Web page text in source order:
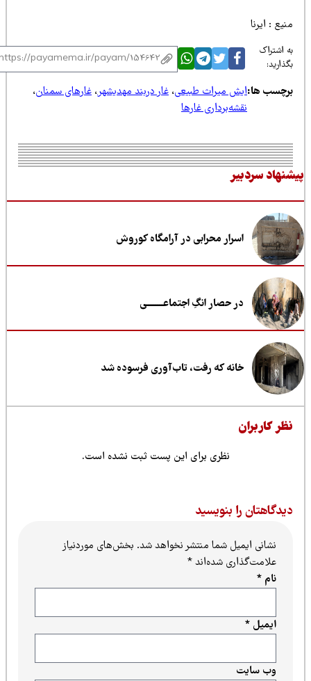
: ایرنا
اشتراک
ها:ایش میراث طبیعی،غار دربند مهدیشهر،غارهای سمنان،
نقشه‌برداری غارها
سردبیر
اسرار محرابی در آرامگاه کوروش
در حصار انگِ اجتماعــــــــی
خانه که رفت، تاب‌آوری فرسوده شد
کاربران
نظری برای این پست ثبت نشده است.
را بنویسید
نشانی ایمیل شما منتشر نخواهد شد.بخش‌های موردنیاز
علامت‌گذاری شده‌اند*
ایمیل*
وب‌ سایت